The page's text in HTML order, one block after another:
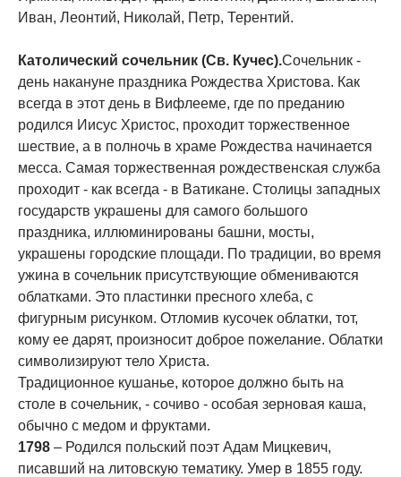
Иван, Леонтий, Николай, Петр, Терентий.
Католический сочельник (Св. Кучес).Сочельник -
день накануне праздника Рождества Христова. Как
всегда в этот день в Вифлееме, где по преданию
родился Иисус Христос, проходит торжественное
шествие, а в полночь в храме Рождества начинается
месса. Самая торжественная рождественская служба
проходит - как всегда - в Ватикане. Столицы западных
государств украшены для самого большого
праздника, иллюминированы башни, мосты,
украшены городские площади. По традиции, во время
ужина в сочельник присутствующие обмениваются
облатками. Это пластинки пресного хлеба, с
фигурным рисунком. Отломив кусочек облатки, тот,
кому ее дарят, произносит доброе пожелание. Облатки
символизируют тело Христа.
Традиционное кушанье, которое должно быть на
столе в сочельник, - сочиво - особая зерновая каша,
обычно с медом и фруктами.
1798 – Родился польский поэт Адам Мицкевич,
писавший на литовскую тематику. Умер в 1855 году.